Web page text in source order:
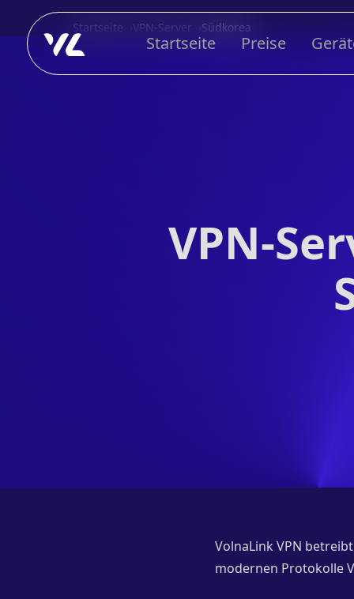
Startseite Preise
Startseite VPN-Server Südkorea
VPN-
VolnaLink VPN
modernen Protokolle